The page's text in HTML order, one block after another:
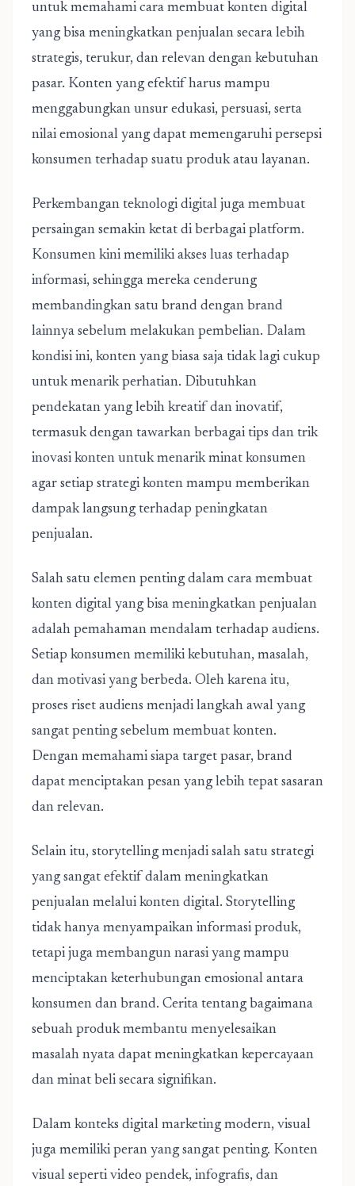
untuk memahami cara membuat konten digital
yang bisa meningkatkan penjualan secara lebih
strategis, terukur, dan relevan dengan kebutuhan
pasar. Konten yang efektif harus mampu
menggabungkan unsur edukasi, persuasi, serta
nilai emosional yang dapat memengaruhi persepsi
konsumen terhadap suatu produk atau layanan.
Perkembangan teknologi digital juga membuat
persaingan semakin ketat di berbagai platform.
Konsumen kini memiliki akses luas terhadap
informasi, sehingga mereka cenderung
membandingkan satu brand dengan brand
lainnya sebelum melakukan pembelian. Dalam
kondisi ini, konten yang biasa saja tidak lagi cukup
untuk menarik perhatian. Dibutuhkan
pendekatan yang lebih kreatif dan inovatif,
termasuk dengan tawarkan berbagai tips dan trik
inovasi konten untuk menarik minat konsumen
agar setiap strategi konten mampu memberikan
dampak langsung terhadap peningkatan
penjualan.
Salah satu elemen penting dalam cara membuat
konten digital yang bisa meningkatkan penjualan
adalah pemahaman mendalam terhadap audiens.
Setiap konsumen memiliki kebutuhan, masalah,
dan motivasi yang berbeda. Oleh karena itu,
proses riset audiens menjadi langkah awal yang
sangat penting sebelum membuat konten.
Dengan memahami siapa target pasar, brand
dapat menciptakan pesan yang lebih tepat sasaran
dan relevan.
Selain itu, storytelling menjadi salah satu strategi
yang sangat efektif dalam meningkatkan
penjualan melalui konten digital. Storytelling
tidak hanya menyampaikan informasi produk,
tetapi juga membangun narasi yang mampu
menciptakan keterhubungan emosional antara
konsumen dan brand. Cerita tentang bagaimana
sebuah produk membantu menyelesaikan
masalah nyata dapat meningkatkan kepercayaan
dan minat beli secara signifikan.
Dalam konteks digital marketing modern, visual
juga memiliki peran yang sangat penting. Konten
visual seperti video pendek, infografis, dan